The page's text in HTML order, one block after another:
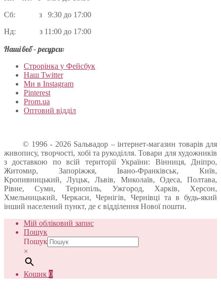
Сб: з 9:30 до 17:00
Нд: з 11:00 до 17:00
Наші веб – ресурси:
Строрінка у Фейсбук
Наш Twitter
Ми в Instagram
Pinterest
Prom.ua
Оптовий відділ
© 1996 - 2026 Sальвадор – інтернет-магазин товарів для
живопису, творчості, хобі та рукоділля. Товари для художників
з доставкою по всій території України: Вінниця, Дніпро,
Житомир, Запоріжжя, Івано-Франківськ, Київ,
Кропивницький, Луцьк, Львів, Миколаїв, Одеса, Полтава,
Рівне, Суми, Тернопіль, Ужгород, Харків, Херсон,
Хмельницький, Черкаси, Чернігів, Чернівці та в будь-який
інший населений пункт, де є відділення Нової пошти.
Мій обліковий запис
Пошук
Пошук
×
Кошик 0